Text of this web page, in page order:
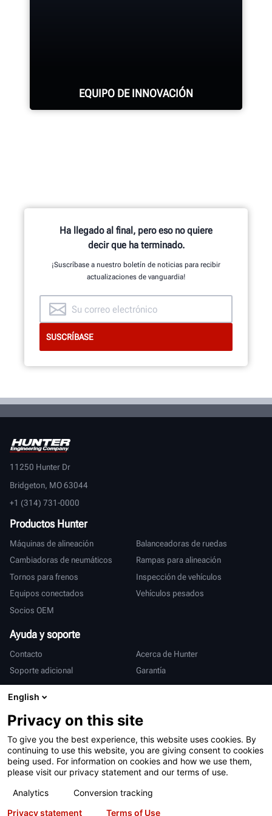
EQUIPO DE INNOVACIÓN
investigación y desarrollo de
ingenieros mecánicos, eléctricos y
de software.
ECHE UN VISTAZO AL INTERIOR
Ha llegado al final, pero eso no quiere
decir que ha terminado.
¡Suscríbase a nuestro boletín de noticias para recibir
actualizaciones de vanguardia!
11250 Hunter Dr
Bridgeton, MO 63044
+1 (314) 731-0000
Productos Hunter
Máquinas de alineación
Balanceadoras de ruedas
Cambiadoras de neumáticos
Rampas para alineación
Tornos para frenos
Inspección de vehículos
Equipos conectados
Vehículos pesados
Socios OEM
Ayuda y soporte
Contacto
Acerca de Hunter
Soporte adicional
Garantía
Internacional
Ventas y servicio
English
Privacy on this site
To give you the best experience, this website uses cookies. By
continuing to use this website, you are giving consent to cookies
being used. For information on cookies and how we use them,
please visit our privacy statement and our terms of use.
Analytics
Conversion tracking
Privacy statement
Terms of Use